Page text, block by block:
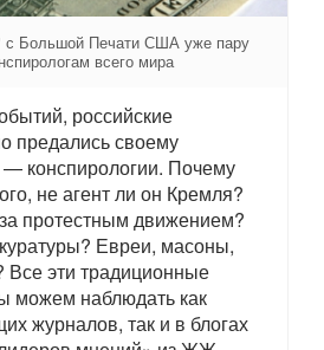
с Большой Печати США уже пару
всего мира
российские
предались своему
конспирологии. Почему
не агент ли он Кремля?
протестным движением?
Евреи, масоны,
эти традиционные
можем наблюдать как
журналов, так и в блогах